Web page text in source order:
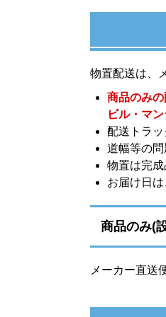
物置配送は、
商品のみ
ビル・マ
配送トラッ
道幅等の
物置は完
お届け日
商品のみ(
メーカー直送